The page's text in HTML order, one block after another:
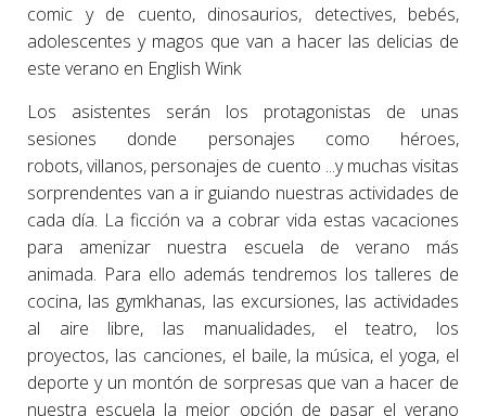
comic y de cuento, dinosaurios, detectives, bebés,
adolescentes y magos que van a hacer las delicias de
este verano en English Wink
Los asistentes serán los protagonistas de unas
sesiones donde personajes como héroes,
robots, villanos, personajes de cuento ...y muchas visitas
sorprendentes van a ir guiando nuestras actividades de
cada día. La ficción va a cobrar vida estas vacaciones
para amenizar nuestra escuela de verano más
animada. Para ello además tendremos los talleres de
cocina, las gymkhanas, las excursiones, las actividades
al aire libre, las manualidades, el teatro, los
proyectos, las canciones, el baile, la música, el yoga, el
deporte y un montón de sorpresas que van a hacer de
nuestra escuela la mejor opción de pasar el verano